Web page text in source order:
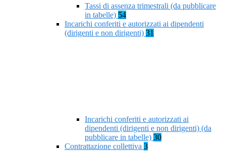
Tassi di assenza trimestrali (da pubblicare
in tabelle) 54
Incarichi conferiti e autorizzati ai dipendenti
(dirigenti e non dirigenti) 31
Incarichi conferiti e autorizzati ai
dipendenti (dirigenti e non dirigenti) (da
pubblicare in tabelle) 30
Contrattazione collettiva 3